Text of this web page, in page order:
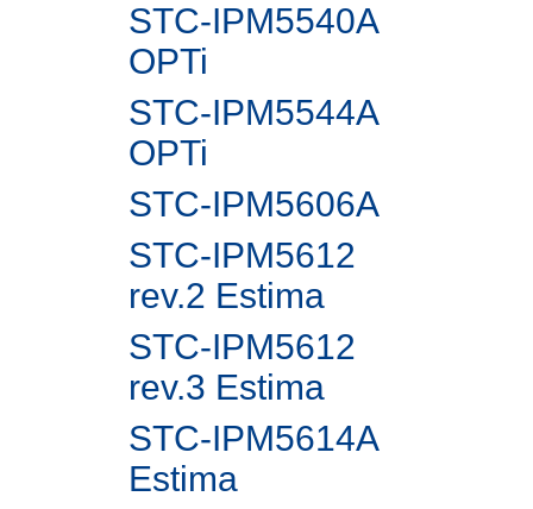
STC-IPM5540A
OPTi
STC-IPM5544A
OPTi
STC-IPM5606A
STC-IPM5612
rev.2 Estima
STC-IPM5612
rev.3 Estima
STC-IPM5614A
Estima